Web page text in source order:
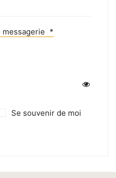
*
Se souvenir de moi